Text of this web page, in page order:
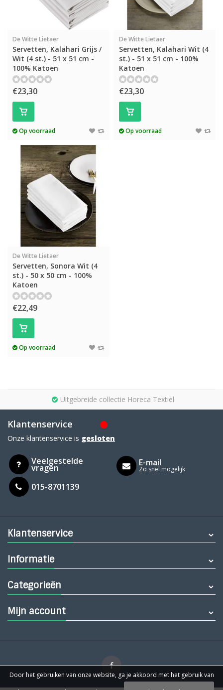
De Witte Lietaer
Servetten, Kalahari Grijs /
Wit (4 st.) - 51 x 51 cm -
100% Katoen
€23,30
Op voorraad
De Witte Lietaer
Servetten, Kalahari Wit (4
st.) - 51 x 51 cm - 100%
Katoen
€23,30
Op voorraad
De Witte Lietaer
Servetten, Sonora Wit (4
st.) - 50 x 50 cm - 100%
Katoen
€22,49
Op voorraad
Uitgebreide collectie Horeca Textiel
Klantenservice
Onze klantenservice is gesloten
Veelgestelde
vragen
015-8701139
E-mail
Zo snel mogelijk
Klantenservice
Informatie
Categorieën
Mijn account
Door het gebruiken van onze website, ga je akkoord met het gebruik van